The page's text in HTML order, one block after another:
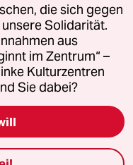
Richtlinien
Impressum AGB
(Ads)
die sich gegen
Solidarität.
aus
im Zentrum“ –
Kulturzentren
Sie dabei?